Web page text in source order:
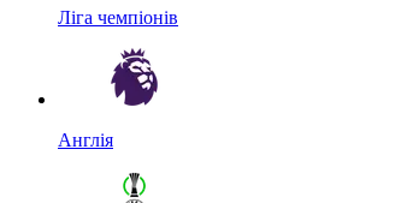
Ліга чемпіонів
Англія